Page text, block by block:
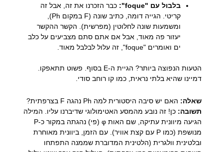
בלבול עם "foque":
כבר הזכרנו את זה, אבל זה
קריטי. הגייה דומה, כתיב שונה (F במקום Ph),
ומשמעות שונה לחלוטין (מפרשית). הקשר ההקשר
יעזור פה מאוד, אבל אם אתם סתם מצביעים על כלב
ים ואומרים "foque", זה עלול לבלבל מאוד.
הטעות הנפוצה ביותר? הגיית ה-E בסוף. פשוט תתאפקו.
דמיינו שהיא בלתי נראית, כמו קו רוחב סודי.
שאלה: האם יש סיבה היסטורית למה Ph נהגה F בצרפתית?
תשובה: כן! זה נובע מהמסע האטימולוגי שדיברנו עליו. המילה
הגיעה מיוונית עתיקה, שם האות φ (פי) נהגתה במקור כ-P
מנושפת (כמו P עם קצת אוויר). עם הזמן, ביוונית מאוחרת
ובלטינית וולגרית (הלטינית המדוברת שממנה התפתחו